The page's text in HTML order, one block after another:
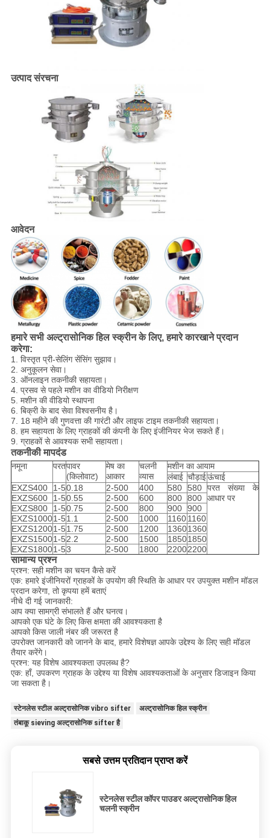
उत्पाद संरचना
आवेदन
हमारे सभी अल्ट्रासोनिक हिल स्क्रीन के लिए, हमारे कारखाने प्रदान
करेगा:
1. विस्तृत प्री-सेलिंग सेंसिंग सुझाव।
2. अनुकूलन सेवा।
3. ऑनलाइन तकनीकी सहायता।
4. प्रसव से पहले मशीन का वीडियो निरीक्षण
5. मशीन की वीडियो स्थापना
6. बिक्री के बाद सेवा विश्वसनीय है।
7. 18 महीने की गुणवत्ता की गारंटी और लाइफ टाइम तकनीकी सहायता।
8. हम सहायता के लिए ग्राहकों की कंपनी के लिए इंजीनियर भेज सकते हैं।
9. ग्राहकों से आवश्यक सभी सहायता।
तकनीकी मापदंड
नमूना परतपावर
(किलोवाट)
मेष का
आकार
चलनी
व्यास
मशीन का आयाम
लंबाई चौड़ाईऊंचाई
EXZS400
1-50.18 2-500 400 580 580 परत संख्या के
आधार पर
EXZS600 1-50.55 2-500 600 800 800
EXZS800
1-50.75 2-500 800 900 900
EXZS10001-51.1 2-500 1000 11601160
EXZS12001-51.75 2-500 1200 13601360
EXZS15001-52.2 2-500 1500 18501850
EXZS18001-53 2-500 1800 22002200
सामान्य प्रश्न
प्रश्न: सही मशीन का चयन कैसे करें
एक: हमारे इंजीनियरों ग्राहकों के उपयोग की स्थिति के आधार पर उपयुक्त मशीन मॉडल
प्रदान करेगा, तो कृपया हमें बताएं
नीचे दी गई जानकारी:
आप क्या सामग्री संभालते हैं और घनत्व।
आपको एक घंटे के लिए किस क्षमता की आवश्यकता है
आपको किस जाली नंबर की जरूरत है
उपरोक्त जानकारी को जानने के बाद, हमारे विशेषज्ञ आपके उद्देश्य के लिए सही मॉडल
तैयार करेंगे।
प्रश्न: यह विशेष आवश्यकता उपलब्ध है?
एक: हाँ, उपकरण ग्राहक के उद्देश्य या विशेष आवश्यकताओं के अनुसार डिजाइन किया
जा सकता है।
स्टेनलेस स्टील अल्ट्रासोनिक vibro sifter
अल्ट्रासोनिक हिल स्क्रीन
तंबाकू sieving अल्ट्रासोनिक sifter है
सबसे उत्तम प्रतिदान प्राप्त करें
स्टेनलेस स्टील कॉपर पाउडर अल्ट्रासोनिक हिल
चलनी स्क्रीन